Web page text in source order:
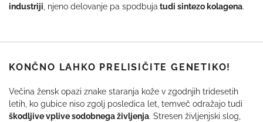
industriji , njeno delovanje pa spodbuja tudi sintezo kolagena.
KONČNO LAHKO PRELISIČITE GENETIKO!
Večina žensk opazi znake staranja kože v zgodnjih tridesetih
letih, ko gubice niso zgolj posledica let, temveč odražajo tudi
škodljive vplive sodobnega življenja. Stresen življenjski slog,